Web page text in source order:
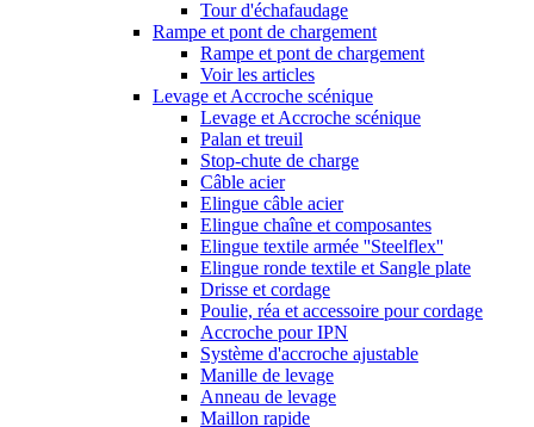
Tour d'échafaudage
Rampe et pont de chargement
Rampe et pont de chargement
Voir les articles
Levage et Accroche scénique
Levage et Accroche scénique
Palan et treuil
Stop-chute de charge
Câble acier
Elingue câble acier
Elingue chaîne et composantes
Elingue textile armée ''Steelflex''
Elingue ronde textile et Sangle plate
Drisse et cordage
Poulie, réa et accessoire pour cordage
Accroche pour IPN
Système d'accroche ajustable
Manille de levage
Anneau de levage
Maillon rapide